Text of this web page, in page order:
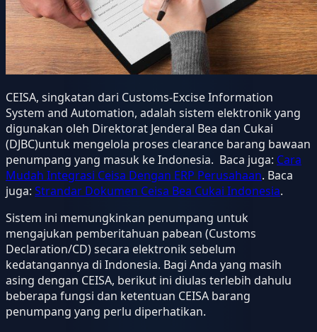
CEISA, singkatan dari Customs-Excise Information
System and Automation, adalah sistem elektronik yang
digunakan oleh Direktorat Jenderal Bea dan Cukai
(DJBC)untuk mengelola proses clearance barang bawaan
penumpang yang masuk ke Indonesia. Baca juga: Cara
Mudah Integrasi Ceisa Dengan ERP Perusahaan. Baca
juga: Strandar Dokumen Ceisa Bea Cukai Indonesia.
Sistem ini memungkinkan penumpang untuk
mengajukan pemberitahuan pabean (Customs
Declaration/CD) secara elektronik sebelum
kedatangannya di Indonesia. Bagi Anda yang masih
asing dengan CEISA, berikut ini diulas terlebih dahulu
beberapa fungsi dan ketentuan CEISA barang
penumpang yang perlu diperhatikan.